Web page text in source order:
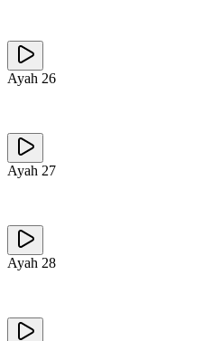
Ayah 26
Ayah 27
Ayah 28